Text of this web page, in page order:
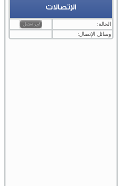
الإتصالات
الحالة:
وسائل الإتصال: